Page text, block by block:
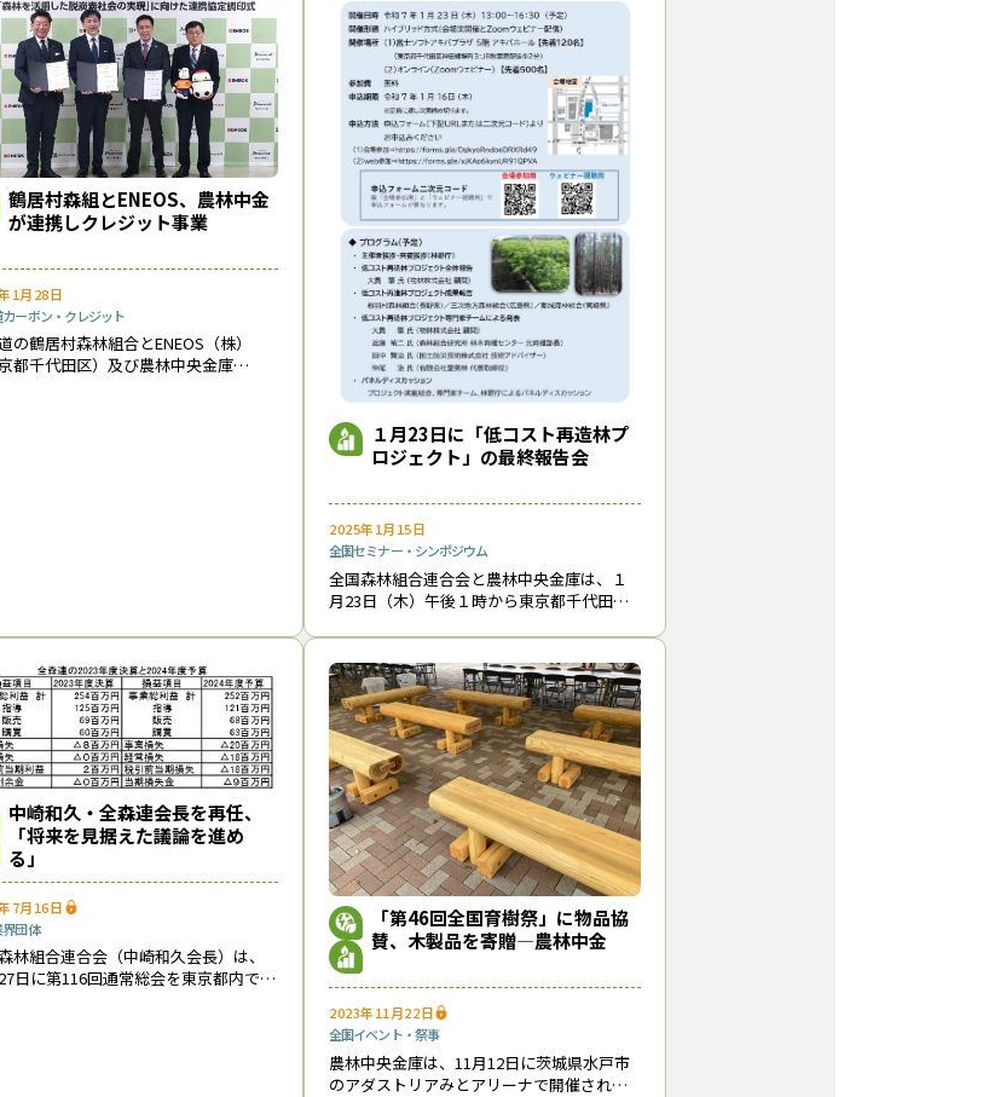
鶴居村森組とENEOS、農林中金
が連携しクレジット事業
1月28日
カーボン・クレジット
の鶴居村森林組合とENEOS（株）
京都千代田区）及び農林中央金庫
１月23日に「低コスト再造林プ
ロジェクト」の最終報告会
2025年1月15日
全国セミナー・シンポジウム
全国森林組合連合会と農林中央金庫は、１
月23日（木）午後１時から東京都千代田区
ルで、「低コスト再造林プロジェクト」の
最終報告会を開催し、オンライン配信も行
う。５
中崎和久・全森連会長を再任、
「将来を見据えた議論を進め
る」
7月16日
団体
林組合連合会（中崎和久会長）は、
日に第116回通常総会を東京都内で開
「第46回全国育樹祭」に物品協
賛、木製品を寄贈―農林中金
2023年11月22日
全国イベント・祭事
農林中央金庫は、11月12日に茨城県水戸市
のアダストリアみとアリーナで開催された